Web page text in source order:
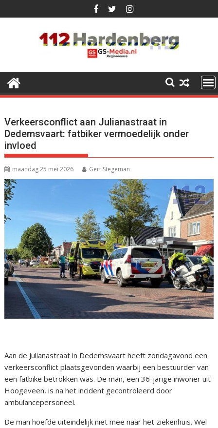
naar
Verkeersconflict aan Julianastraat in
Dedemsvaart: fatbiker vermoedelijk onder
invloed
maandag 25 mei 2026 Gert Stegeman
Aan de Julianastraat in Dedemsvaart heeft zondagavond een
verkeersconflict plaatsgevonden waarbij een bestuurder van
een fatbike betrokken was. De man, een 36-jarige inwoner uit
Hoogeveen, is na het incident gecontroleerd door
ambulancepersoneel.
De man hoefde uiteindelijk niet mee naar het ziekenhuis. Wel